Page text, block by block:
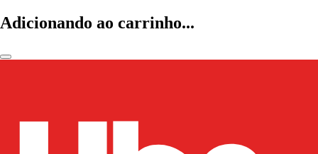
Adicionando ao carrinho...